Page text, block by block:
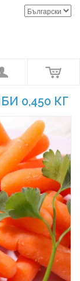
0,450 КГ